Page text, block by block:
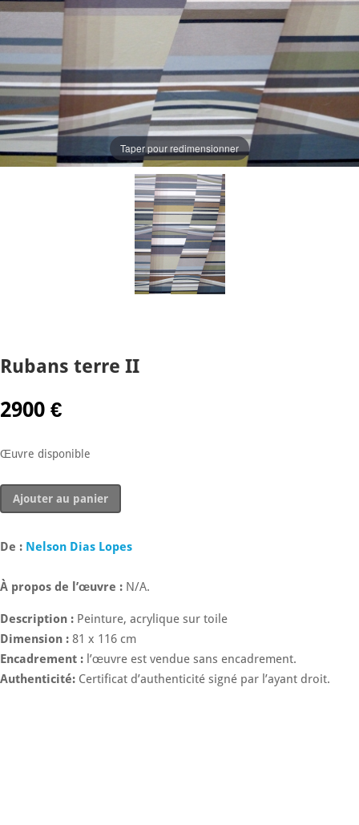
Taper pour redimensionner
Rubans terre II
2900 €
Œuvre disponible
quantité
terre
Ajouter au panier
De : Nelson Dias Lopes
À propos de l’œuvre : N/A.
Description : Peinture, acrylique sur toile
Dimension : 81 x 116 cm
Encadrement : l’œuvre est vendue sans encadrement.
Authenticité: Certificat d’authenticité signé par l’ayant droit.